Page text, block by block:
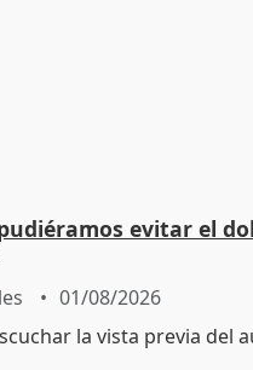
evitar el
01/08/2026